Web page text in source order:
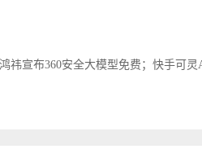
祎宣布360安全大模型免费；快手可